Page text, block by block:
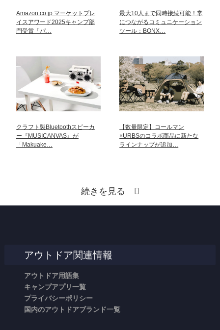
Amazon.co.jp マーケットプレ
イスアワード2025キャンプ部
門受賞「パ…
最大10人まで同時接続可能！常
につながるコミュニケーション
ツール：BONX…
クラフト製Bluetoothスピーカ
ー『MUSICANVAS』が
「Makuake…
【数量限定】コールマン
×URBSのコラボ商品に新たな
ラインナップが追加…
続きを見る
アウトドア関連情報
アウトドア用語集
キャンプアプリ一覧
プライバシーポリシー
国内のアウトドアブランド一覧